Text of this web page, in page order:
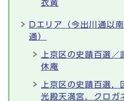
衣黄
Dエリア（今出川通以
通）
上京区の史蹟百選
休庵
上京区の史蹟百選
光殿天満宮，クロガ